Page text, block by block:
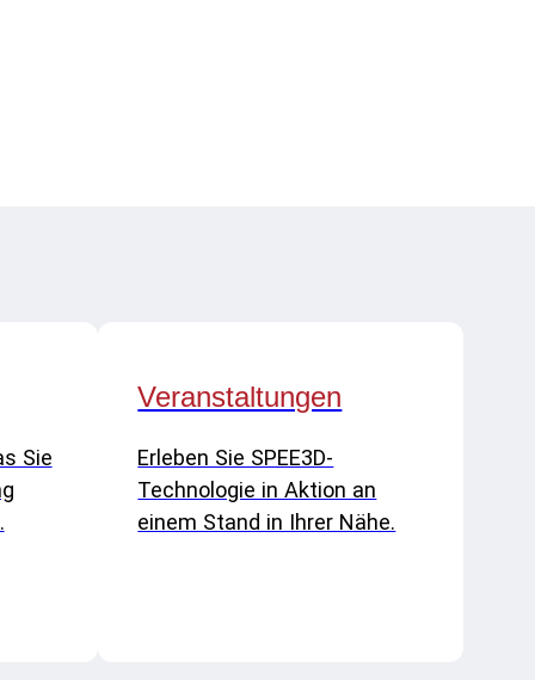
Sie
Veranstaltungen
Erleben Sie SPEE3D-
Technologie in Aktion an
einem Stand in Ihrer Nähe.